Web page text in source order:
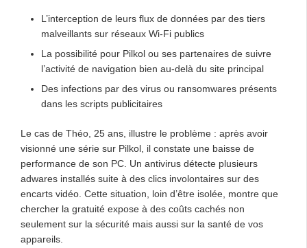
L’interception de leurs flux de données par des tiers
malveillants sur réseaux Wi-Fi publics
La possibilité pour Pilkol ou ses partenaires de suivre
l’activité de navigation bien au-delà du site principal
Des infections par des virus ou ransomwares présents
dans les scripts publicitaires
Le cas de Théo, 25 ans, illustre le problème : après avoir
visionné une série sur Pilkol, il constate une baisse de
performance de son PC. Un antivirus détecte plusieurs
adwares installés suite à des clics involontaires sur des
encarts vidéo. Cette situation, loin d’être isolée, montre que
chercher la gratuité expose à des coûts cachés non
seulement sur la sécurité mais aussi sur la santé de vos
appareils.